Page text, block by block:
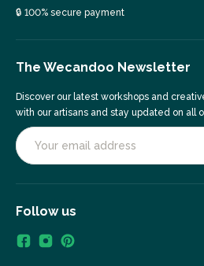
🔒 100% secure payment
The Wecandoo Newsletter
Discover our latest workshops and
with our artisans and stay updated on all
Follow us